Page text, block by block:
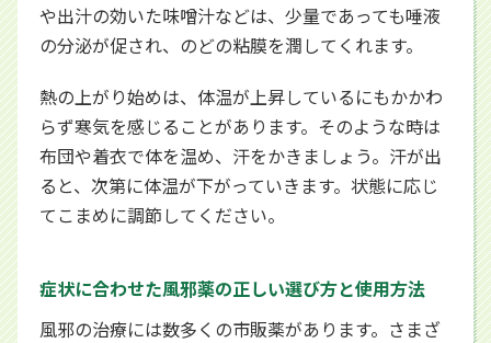
や出汁の効いた味噌汁などは、少量であっても唾液
の分泌が促され、のどの粘膜を潤してくれます。
熱の上がり始めは、体温が上昇しているにもかかわ
らず寒気を感じることがあります。そのような時は
布団や着衣で体を温め、汗をかきましょう。汗が出
ると、次第に体温が下がっていきます。状態に応じ
てこまめに調節してください。
症状に合わせた風邪薬の正しい選び方と使用方法
風邪の治療には数多くの市販薬があります。さまざ